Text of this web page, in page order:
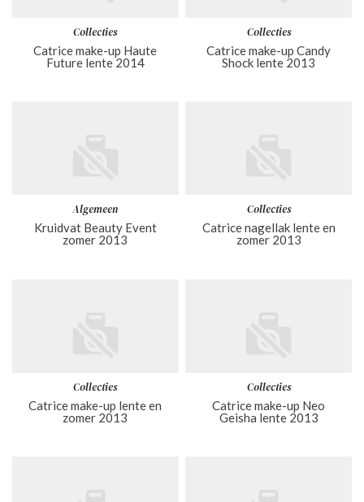
Collecties
Catrice make-up Haute
Future lente 2014
Collecties
Catrice make-up Candy
Shock lente 2013
Algemeen
Kruidvat Beauty Event
zomer 2013
Collecties
Catrice nagellak lente en
zomer 2013
Collecties
Catrice make-up lente en
zomer 2013
Collecties
Catrice make-up Neo
Geisha lente 2013